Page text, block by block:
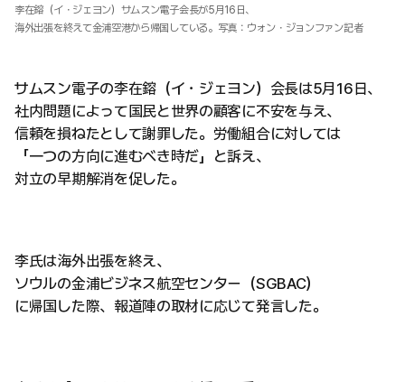
李在鎔（イ・ジェヨン）サムスン電子会長が5月16日、
海外出張を終えて金浦空港から帰国している。写真：ウォン・ジョンファン記者
サムスン電子の李在鎔（イ・ジェヨン）会長は5月16日、
社内問題によって国民と世界の顧客に不安を与え、
信頼を損ねたとして謝罪した。労働組合に対しては
「一つの方向に進むべき時だ」と訴え、
対立の早期解消を促した。
李氏は海外出張を終え、
ソウルの金浦ビジネス航空センター（SGBAC）
に帰国した際、報道陣の取材に応じて発言した。